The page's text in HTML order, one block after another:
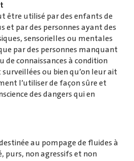
être utilisé par des enfants de
et par des personnes ayant des
sensorielles ou mentales
par des personnes manquant
de connaissances à condition
surveillées ou bien qu’on leur ait
l’utiliser de façon sûre et
des dangers qui en
au pompage de fluides à
purs, non agressifs et non